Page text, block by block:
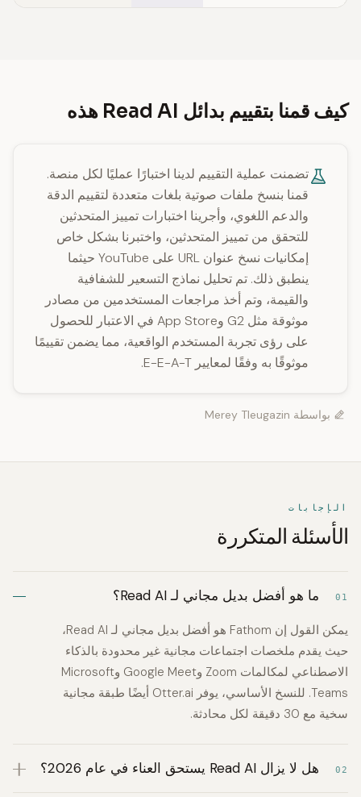
كيف قمنا بتقييم بدائل Read AI هذه
تضمنت عملية التقييم لدينا اختبارًا عمليًا لكل منصة.
قمنا بنسخ ملفات صوتية بلغات متعددة لتقييم الدقة
والدعم اللغوي، وأجرينا اختبارات تمييز المتحدثين
للتحقق من تمييز المتحدثين، واختبرنا بشكل خاص
إمكانيات نسخ عنوان URL على YouTube حيثما
ينطبق ذلك. تم تحليل نماذج التسعير للشفافية
والقيمة، وتم أخذ مراجعات المستخدمين من مصادر
موثوقة مثل G2 وApp Store في الاعتبار للحصول
على رؤى تجربة المستخدم الواقعية، مما يضمن تقييمًا
موثوقًا به وفقًا لمعايير E-E-A-T.
بواسطة Merey Tleugazin
الإجابات
الأسئلة المتكررة
01 ما هو أفضل بديل مجاني لـ Read AI؟
يمكن القول إن Fathom هو أفضل بديل مجاني لـ Read AI،
حيث يقدم ملخصات اجتماعات مجانية غير محدودة بالذكاء
الاصطناعي لمكالمات Zoom وGoogle Meet وMicrosoft
Teams. للنسخ الأساسي، يوفر Otter.ai أيضًا طبقة مجانية
سخية مع 30 دقيقة لكل محادثة.
02 هل لا يزال Read AI يستحق العناء في عام 2026؟